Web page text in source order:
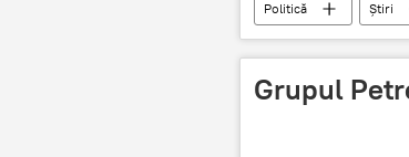
Politică Știri
Forţele de ordine
Grupul